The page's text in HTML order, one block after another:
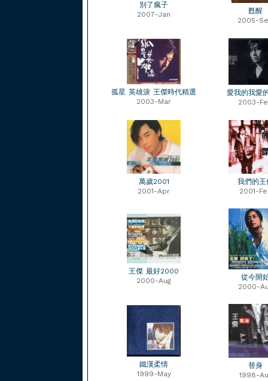
別了瘋子
2007-Jan
甦醒
2005-
孤星 英雄淚 王傑時代精選
2003-Mar
愛我的我愛
2003-
萬歲2001
2001-Apr
我們的王
2001-
王傑 最好2000
2000-Aug
從今開
2000-
鐵漢柔情
1999-May
替身
1998-